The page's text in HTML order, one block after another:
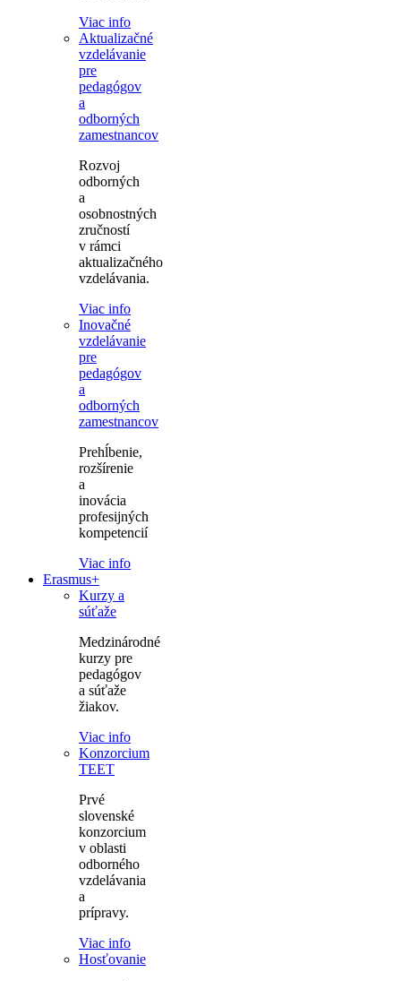
Viac info
Aktualizačné
vzdelávanie
pre
pedagógov
a
odborných
zamestnancov
Rozvoj
odborných
a
osobnostných
zručností
v rámci
aktualizačného
vzdelávania.
Viac info
Inovačné
vzdelávanie
pre
pedagógov
a
odborných
zamestnancov
Prehĺbenie,
rozšírenie
a
inovácia
profesijných
kompetencií
Viac info
Erasmus+
Kurzy a
súťaže
Medzinárodné
kurzy pre
pedagógov
a súťaže
žiakov.
Viac info
Konzorcium
TEET
Prvé
slovenské
konzorcium
v oblasti
odborného
vzdelávania
a
prípravy.
Viac info
Hosťovanie